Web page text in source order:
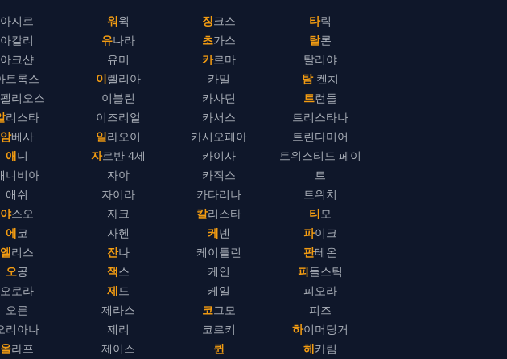
아지르
아칼리
아크샨
트록스
리오스
알리스타
암베사
애니
니비아
애쉬
야스오
에코
엘리스
오공
오로라
오른
리아나
올라프
워윅
유나라
유미
이렐리아
이블린
이즈리얼
일라오이
자르반 4세
자야
자이라
자크
자헨
잔나
잭스
제드
제라스
제리
제이스
징크스
초가스
카르마
카밀
카사딘
카서스
카시오페아
카이사
카직스
카타리나
칼리스타
케넨
케이틀린
케인
케일
코그모
코르키
퀸
타릭
탈론
탈리야
탐 켄치
트런들
트리스타나
트린다미어
트위스티드 페이
트
트위치
티모
파이크
판테온
피들스틱
피오라
피즈
하이머딩거
헤카림